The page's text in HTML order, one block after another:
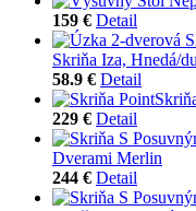
159 € Detail
Skriňa Iza, Hnedá/
58.9 € Detail
229 € Detail
Dverami Merlin
244 € Detail